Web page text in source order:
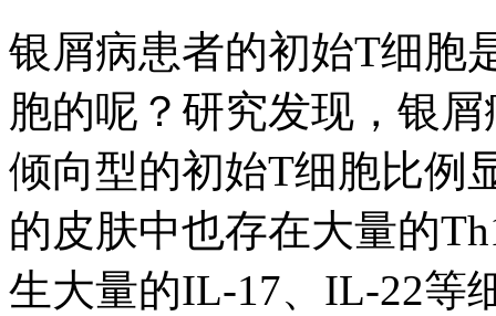
银屑病患者的初始T细胞
胞的呢？研究发现，银
倾向型的初始T细胞比例
的皮肤中也存在大量的
生大量的IL-17、IL-22等